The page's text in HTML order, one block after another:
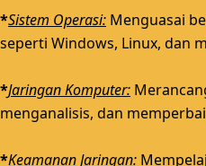
*Sistem Operasi: Menguasai
seperti Windows, Linux, dan
*Jaringan Komputer:
menganalisis, dan
*Keamanan Jaringan: